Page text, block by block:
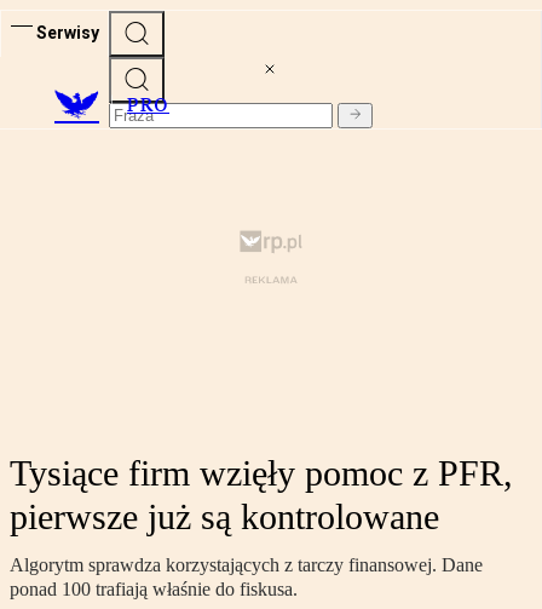
Serwisy
PRO
Tysiące firm wzięły pomoc z PFR,
pierwsze już są kontrolowane
Algorytm sprawdza korzystających z tarczy finansowej. Dane
ponad 100 trafiają właśnie do fiskusa.